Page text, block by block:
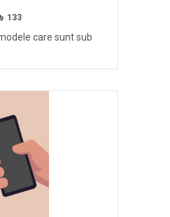
133
care sunt sub